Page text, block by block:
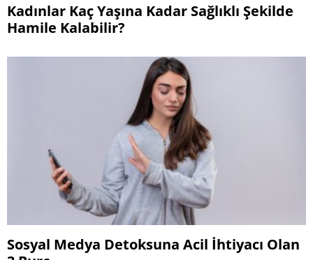
Kadınlar Kaç Yaşına Kadar Sağlıklı Şekilde
Hamile Kalabilir?
Sosyal Medya Detoksuna Acil İhtiyacı Olan